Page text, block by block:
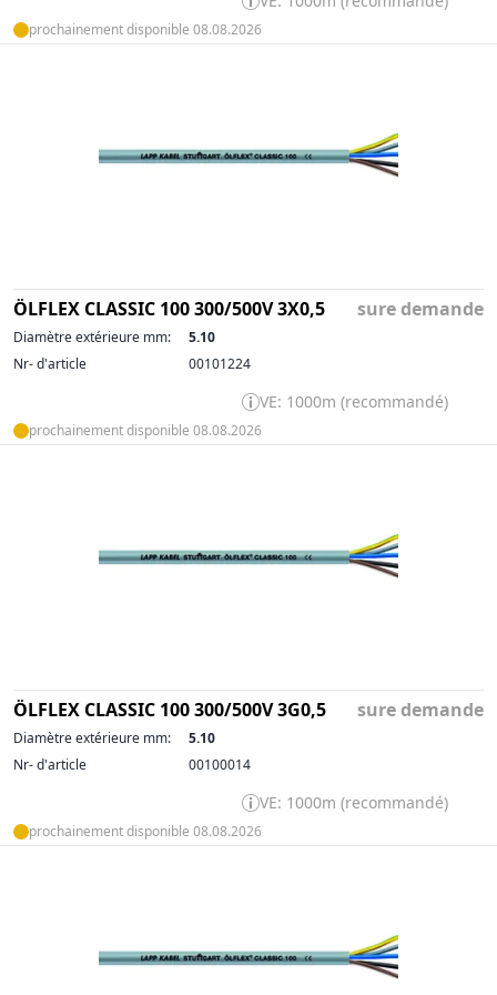
prochainement disponible 08.08.2026
ÖLFLEX CLASSIC 100 300/500V 3X0,5 sure demande
Diamètre extérieure mm:
5.10
Nr- d'article
00101224
VE: 1000m (recommandé)
prochainement disponible 08.08.2026
ÖLFLEX CLASSIC 100 300/500V 3G0,5 sure demande
Diamètre extérieure mm:
5.10
Nr- d'article
00100014
VE: 1000m (recommandé)
prochainement disponible 08.08.2026